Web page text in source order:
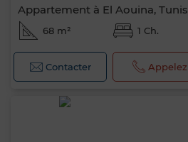
Appartement à El Aouina, Tunis
68 m² 1 Ch.
Contacter Appelez